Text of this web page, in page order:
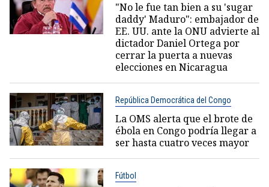
"No le fue tan bien a su 'sugar
daddy' Maduro": embajador de
EE. UU. ante la ONU advierte al
dictador Daniel Ortega por
cerrar la puerta a nuevas
elecciones en Nicaragua
República Democrática del Congo
La OMS alerta que el brote de
ébola en Congo podría llegar a
ser hasta cuatro veces mayor
Fútbol